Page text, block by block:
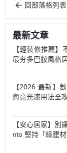
回部落格列表
最新文章
【輕裝修推薦
最夯多巴胺風格
【2026 最新】
與亮光漆用法全
【安心居家】別
nto 堅持「綠建